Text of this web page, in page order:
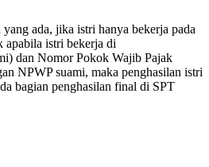
yang ada, jika istri hanya bekerja pada
apabila istri bekerja di
dan Nomor Pokok Wajib Pajak
NPWP suami, maka penghasilan istri
bagian penghasilan final di SPT